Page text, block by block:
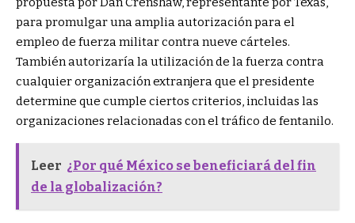
para promulgar una amplia autorización para el
empleo de fuerza militar contra nueve cárteles.
También autorizaría la utilización de la fuerza contra
cualquier organización extranjera que el presidente
determine que cumple ciertos criterios, incluidas las
organizaciones relacionadas con el tráfico de fentanilo.
Leer ¿Por qué México se beneficiará del fin
de la globalización?